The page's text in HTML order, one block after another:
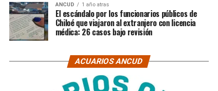
ANCUD 1 año atras
El escándalo por los funcionarios públicos de
Chiloé que viajaron al extranjero con licencia
médica: 26 casos bajo revisión
ACUARIOS ANCUD